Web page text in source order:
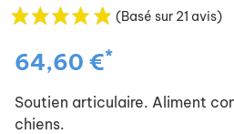
(Basé sur 21 avis)
64,60 €*
Soutien articulaire. Aliment
chiens.